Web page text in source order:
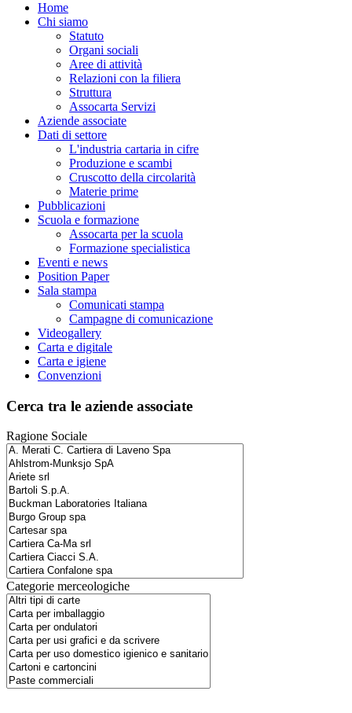
Home
Chi siamo
Statuto
Organi sociali
Aree di attività
Relazioni con la filiera
Struttura
Assocarta Servizi
Aziende associate
Dati di settore
L'industria cartaria in cifre
Produzione e scambi
Cruscotto della circolarità
Materie prime
Pubblicazioni
Scuola e formazione
Assocarta per la scuola
Formazione specialistica
Eventi e news
Position Paper
Sala stampa
Comunicati stampa
Campagne di comunicazione
Videogallery
Carta e digitale
Carta e igiene
Convenzioni
Cerca tra le aziende associate
Ragione Sociale
Categorie merceologiche